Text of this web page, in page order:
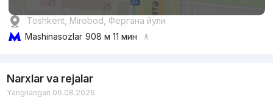
Toshkent, Mirobod, Фергана йули
Mashinasozlar 908 м 11 мин
Narxlar va rejalar
Yangilangan 06.08.2026